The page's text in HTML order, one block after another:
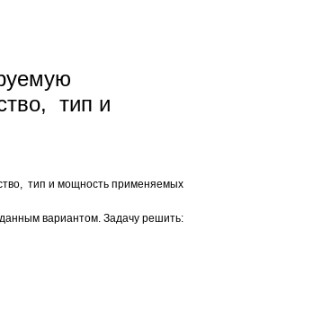
тип и
тип и мощность применяемых
вариантом. Задачу решить: